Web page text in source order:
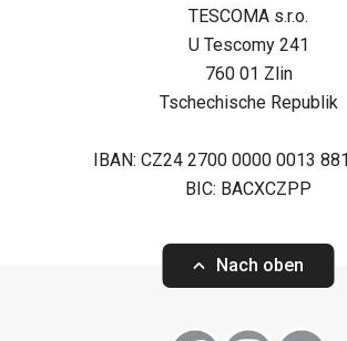
TESCOMA s.r.o.
U Tescomy 241
760 01 Zlin
Tschechische Republik
IBAN: CZ24 2700 0000 0013
BIC: BACXCZPP
Nach oben